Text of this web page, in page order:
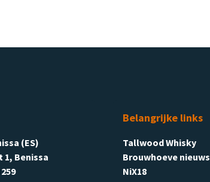
(ES)
1, Benissa
Belangrijke links
Tallwood Whisky
Brouwhoeve nieuws
NiX18